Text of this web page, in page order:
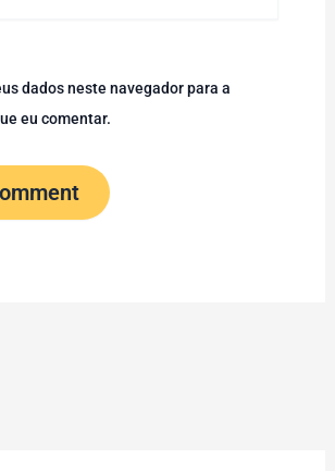
dados neste navegador para a
eu comentar.